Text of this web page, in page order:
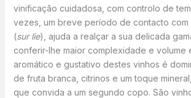
vinificação cuidadosa, com controlo de
vezes, um breve período de contacto com
(sur lie), ajuda a realçar a sua delicada
conferir-lhe maior complexidade e volume
aromático e gustativo destes vinhos é
de fruta branca, citrinos e um toque
que convida a um segundo copo. São